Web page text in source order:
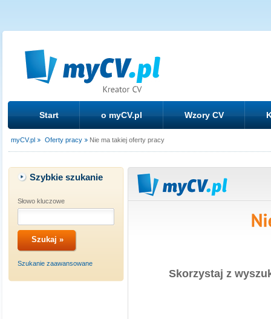
Start o myCV.pl Wzory CV
myCV.pl Oferty pracy Nie ma takiej oferty pracy
Szybkie szukanie
Słowo kluczowe
Szukanie zaawansowane
Skorzystaj z